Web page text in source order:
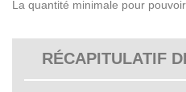
La quantité minimale pour
RÉCAPITULATIF